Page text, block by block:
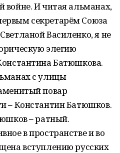
войне. И читая альманах,
секретарём Союза
Василенко, я не
элегию
Батюшкова.
с улицы
повар
– Константин Батюшков.
– ратный.
в пространстве и во
вступлению русских